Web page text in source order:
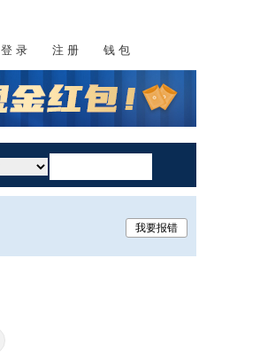
登 录 注 册 钱 包
我要报错